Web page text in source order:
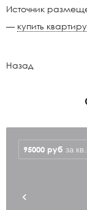
Источник
— купить
Назад
95000 руб за